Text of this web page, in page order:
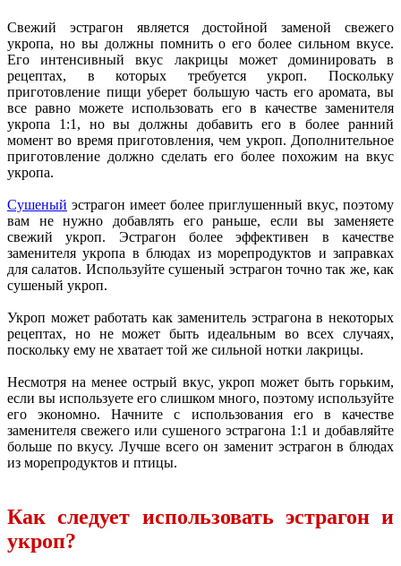
Свежий эстрагон является достойной заменой свежего
укропа, но вы должны помнить о его более сильном вкусе.
Его интенсивный вкус лакрицы может доминировать в
рецептах, в которых требуется укроп. Поскольку
приготовление пищи уберет большую часть его аромата, вы
все равно можете использовать его в качестве заменителя
укропа 1:1, но вы должны добавить его в более ранний
момент во время приготовления, чем укроп. Дополнительное
приготовление должно сделать его более похожим на вкус
укропа.
Сушеный эстрагон имеет более приглушенный вкус, поэтому
вам не нужно добавлять его раньше, если вы заменяете
свежий укроп. Эстрагон более эффективен в качестве
заменителя укропа в блюдах из морепродуктов и заправках
для салатов. Используйте сушеный эстрагон точно так же, как
сушеный укроп.
Укроп может работать как заменитель эстрагона в некоторых
рецептах, но не может быть идеальным во всех случаях,
поскольку ему не хватает той же сильной нотки лакрицы.
Несмотря на менее острый вкус, укроп может быть горьким,
если вы используете его слишком много, поэтому используйте
его экономно. Начните с использования его в качестве
заменителя свежего или сушеного эстрагона 1:1 и добавляйте
больше по вкусу. Лучше всего он заменит эстрагон в блюдах
из морепродуктов и птицы.
Как следует использовать эстрагон и
укроп?